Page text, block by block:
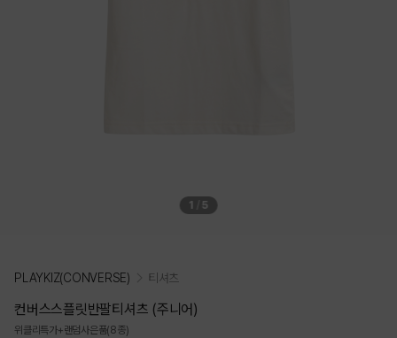
1 5
PLAYKIZ(CONVERSE) 티셔츠
컨버스스플릿반팔티셔츠 (주니어)
위클리특가+랜덤사은품(8종)